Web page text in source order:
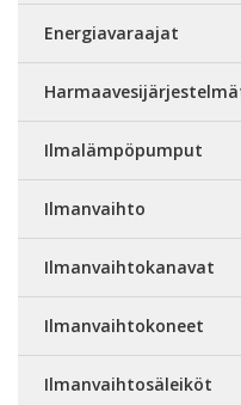
Energiavaraajat
Ilmalämpöpumput
Ilmanvaihto
Ilmanvaihtokanavat
Ilmanvaihtokoneet
Ilmanvaihtosäleiköt